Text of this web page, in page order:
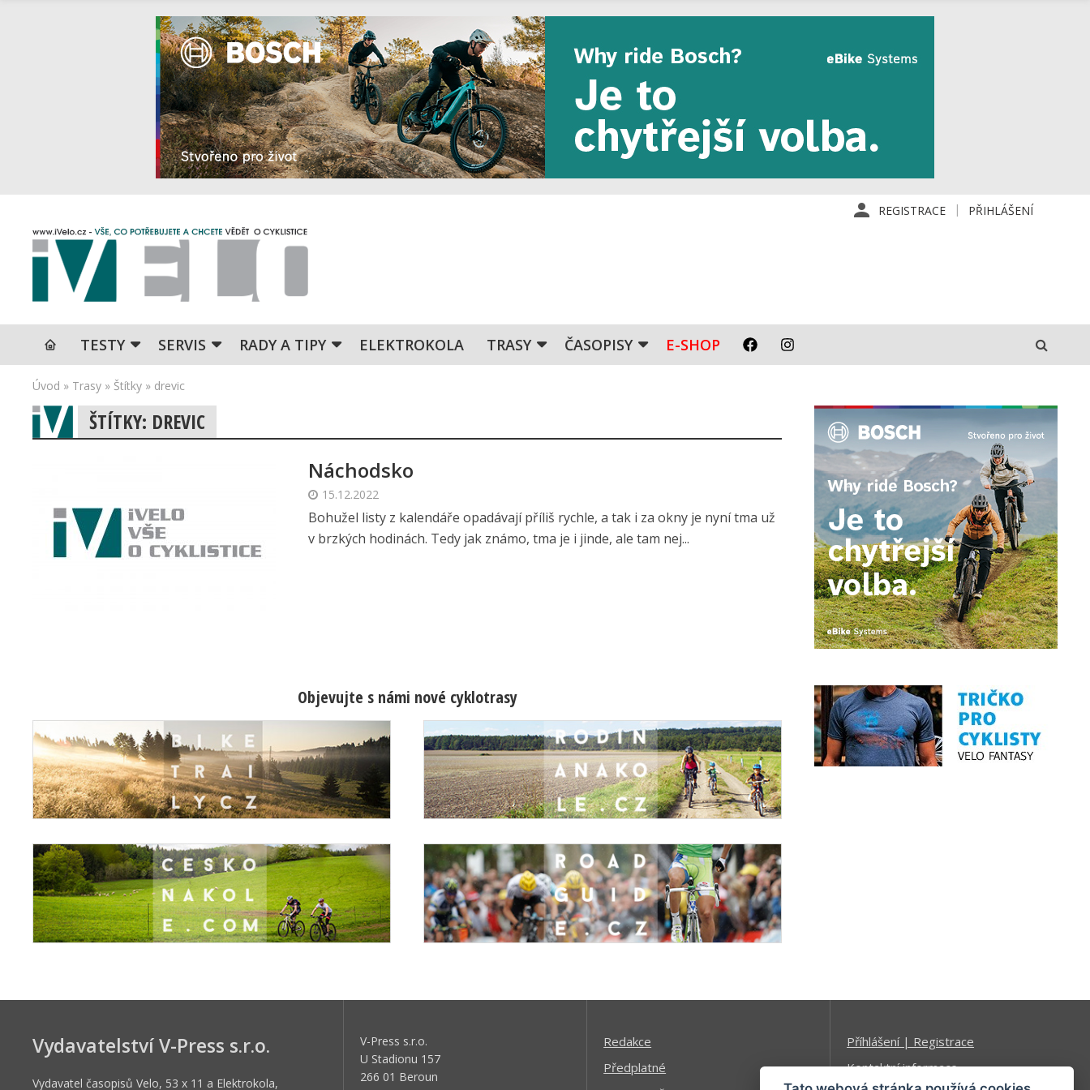
REGISTRACE PŘIHLÁŠENÍ
TESTY SERVIS RADY A TIPY ELEKTROKOLA TRASY ČASOPISY E-SHOP
Úvod » Trasy » Štítky » drevic
ŠTÍTKY: DREVIC
Náchodsko
15.12.2022
Bohužel listy z kalendáře opadávají příliš rychle, a tak i za okny je nyní tma už
v brzkých hodinách. Tedy jak známo, tma je i jinde, ale tam nej...
Objevujte s námi nové cyklotrasy
Vydavatelství V-Press s.r.o.
Vydavatel časopisů Velo, 53 x 11 a Elektrokola,
V-Press s.r.o.
U Stadionu 157
266 01 Beroun
Redakce
Předplatné
Příhlášení | Registrace
Kontaktní informace